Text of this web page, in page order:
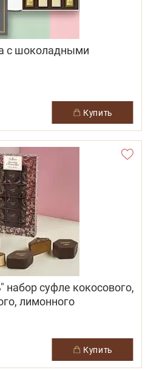
с шоколадными
купить
суфле кокосового,
лимонного
купить